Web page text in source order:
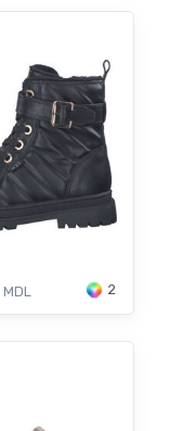
MDL 2